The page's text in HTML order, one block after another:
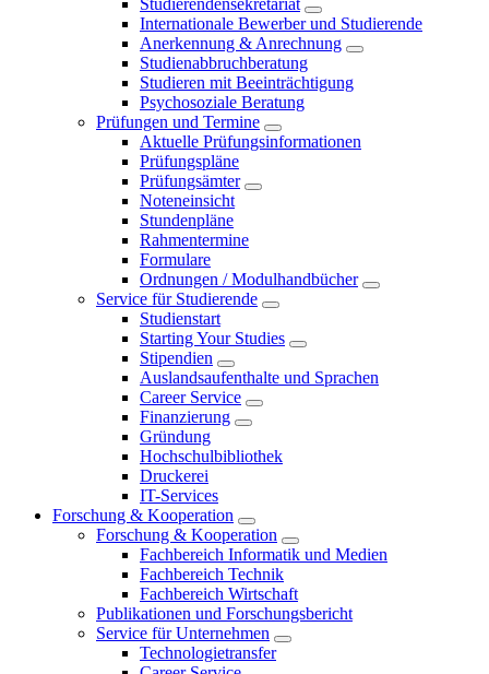
Studierendensekretariat
Internationale Bewerber und Studierende
Anerkennung & Anrechnung
Studienabbruchberatung
Studieren mit Beeinträchtigung
Psychosoziale Beratung
Prüfungen und Termine
Aktuelle Prüfungsinformationen
Prüfungspläne
Prüfungsämter
Noteneinsicht
Stundenpläne
Rahmentermine
Formulare
Ordnungen / Modulhandbücher
Service für Studierende
Studienstart
Starting Your Studies
Stipendien
Auslandsaufenthalte und Sprachen
Career Service
Finanzierung
Gründung
Hochschulbibliothek
Druckerei
IT-Services
Forschung & Kooperation
Forschung & Kooperation
Fachbereich Informatik und Medien
Fachbereich Technik
Fachbereich Wirtschaft
Publikationen und Forschungsbericht
Service für Unternehmen
Technologietransfer